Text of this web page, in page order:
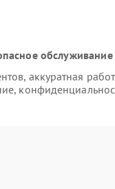
аккуратная